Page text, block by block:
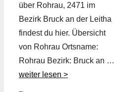
über Rohrau, 2471 im
Bezirk Bruck an der Leitha
findest du hier. Übersicht
von Rohrau Ortsname:
Rohrau Bezirk: Bruck an …
weiter lesen >